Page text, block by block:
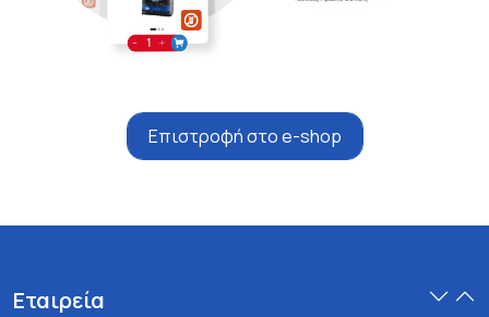
Επιστροφή στο e-shop
Εταιρεία